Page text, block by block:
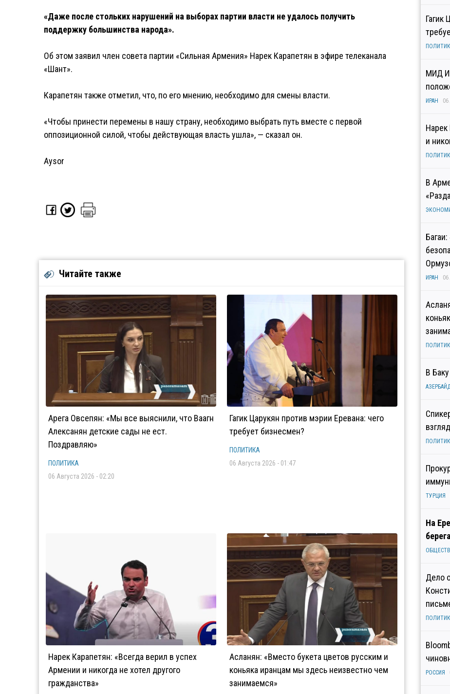
«Даже после стольких нарушений на выборах партии власти не удалось получить
поддержку большинства народа».
Об этом заявил член совета партии «Сильная Армения» Нарек Карапетян в эфире телеканала
«Шант».
Карапетян также отметил, что, по его мнению, необходимо для смены власти.
«Чтобы принести перемены в нашу страну, необходимо выбрать путь вместе с первой
оппозиционной силой, чтобы действующая власть ушла», — сказал он.
Aysor
Читайте также
Арега Овсепян: «Мы все выяснили, что Ваагн
Алексанян детские сады не ест.
Поздравляю»
ПОЛИТИКА
06 Августа 2026 - 02:20
Гагик Царукян против мэрии Еревана: чего
требует бизнесмен?
ПОЛИТИКА
06 Августа 2026 - 01:47
Нарек Карапетян: «Всегда верил в успех
Армении и никогда не хотел другого
гражданства»
Асланян: «Вместо букета цветов русским и
коньяка иранцам мы здесь неизвестно чем
занимаемся»
Гагик
МИД
ИРАН 06
Нарек
и
В
ИРАН 06
В
ТУРЦИЯ
На
Дело
РОССИЯ